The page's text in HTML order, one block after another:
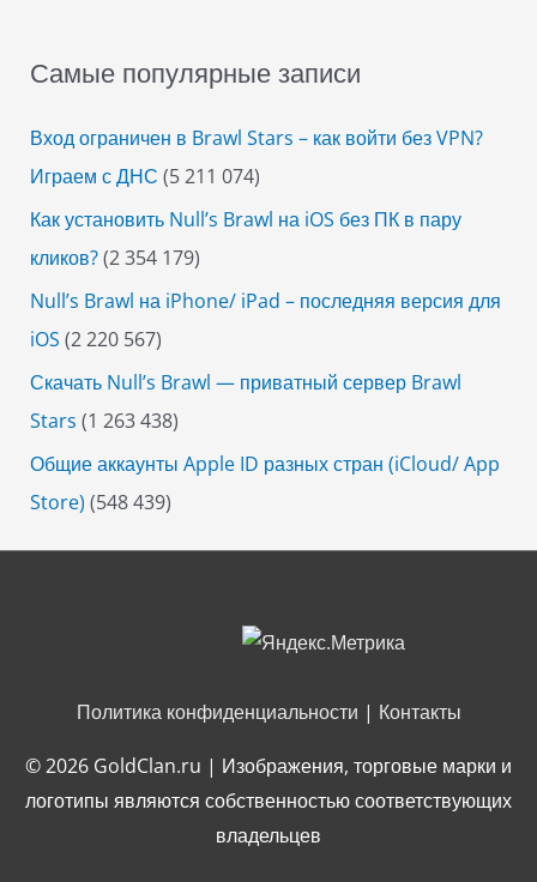
Самые популярные записи
Вход ограничен в Brawl Stars – как войти без VPN?
Играем с ДНС (5 211 074)
Как установить Null’s Brawl на iOS без ПК в пару
кликов?(2 354 179)
Null’s Brawl на iPhone/ iPad – последняя версия для
iOS (2 220 567)
Скачать Null’s Brawl — приватный сервер Brawl
Stars (1 263 438)
Общие аккаунты Apple ID разных стран (iCloud/ App
Store) (548 439)
Политика конфиденциальности | Контакты
© 2026 GoldClan.ru | Изображения, торговые марки и
логотипы являются собственностью соответствующих
владельцев